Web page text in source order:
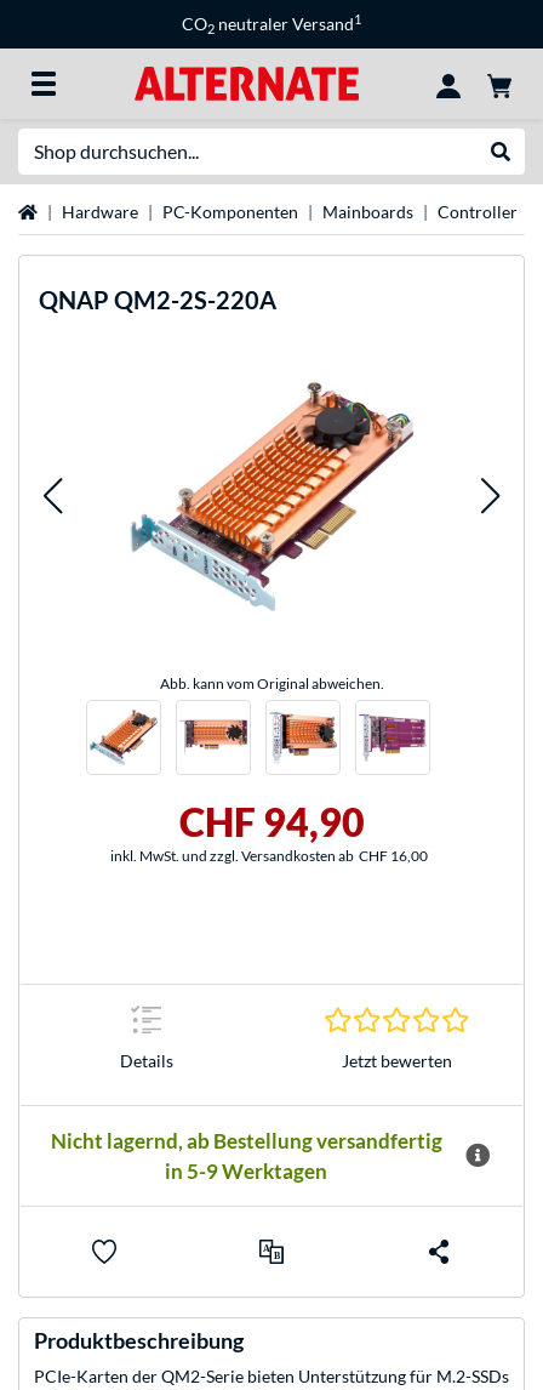
CO2 neutraler Versand1
StartseiteHardware PC-Komponenten Mainboards Controller
QNAP QM2-2S-220A
Abb. kann vom Original abweichen.
CHF 94,90
inkl. MwSt. und zzgl. Versandkosten ab CHF 16,00
Details Jetzt bewerten
Nicht lagernd, ab Bestellung versandfertig
in 5-9 Werktagen
Produktbeschreibung
PCIe-Karten der QM2-Serie bieten Unterstützung für M.2-SSDs